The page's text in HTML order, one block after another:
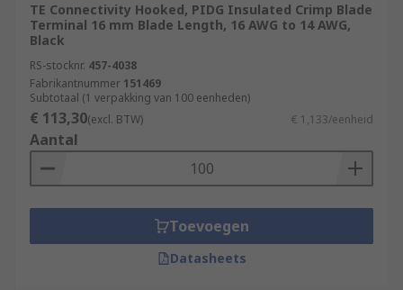
TE Connectivity Hooked, PIDG Insulated Crimp Blade
Terminal 16 mm Blade Length, 16 AWG to 14 AWG,
Black
RS-stocknr. 457-4038
Fabrikantnummer 151469
Subtotaal (1 verpakking van 100 eenheden)
€ 113,30(excl. BTW) € 1,133/eenheid
Aantal
Toevoegen
Datasheets